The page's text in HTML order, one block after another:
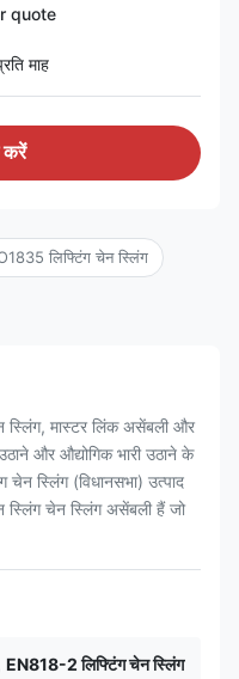
quote
माह
करें
लिफ्टिंग चेन स्लिंग
मास्टर लिंक असेंबली और
और औद्योगिक भारी उठाने के
स्लिंग (विधानसभा) उत्पाद
स्लिंग चेन स्लिंग असेंबली हैं जो
EN818-2 लिफ्टिंग चेन स्लिंग